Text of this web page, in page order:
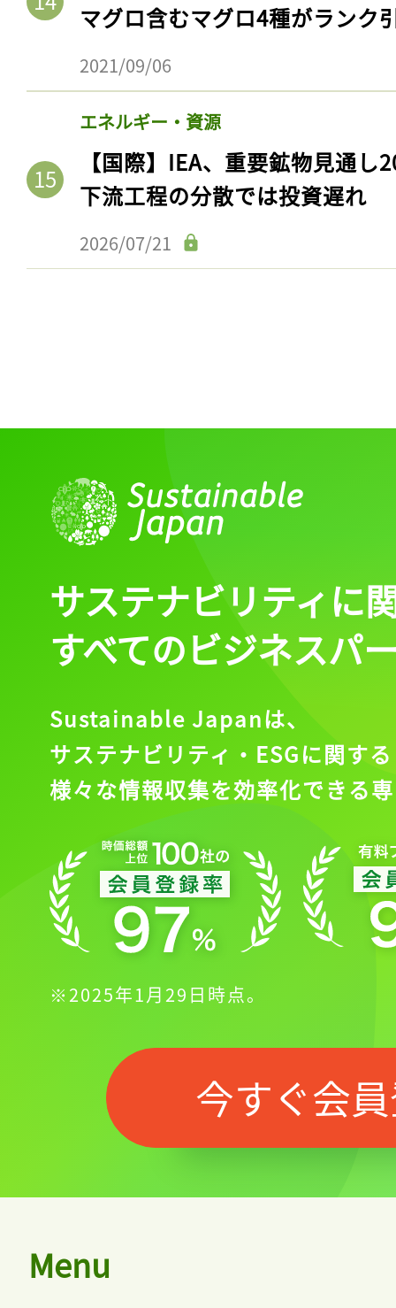
マグロ含むマグロ4種がランク
2021/09/06
エネルギー・資源
【国際】IEA、重要鉱物見通
下流工程の分散では投資遅れ
2026/07/21
サステナビリティに
すべてのビジネスパ
Sustainable Japanは、
サステナビリティ・ESGに関する
様々な情報収集を効率化できる
※2025年1月29日時点。
今すぐ会
Menu